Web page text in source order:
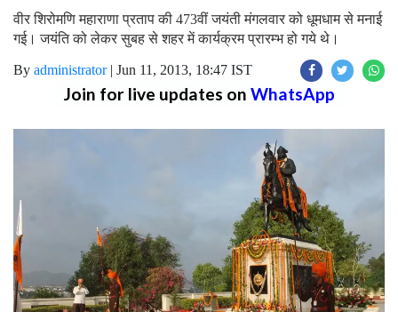
वीर शिरोमणि महाराणा प्रताप की 473वीं जयंती मंगलवार को धूमधाम से मनाई
गई। जयंति को लेकर सुबह से शहर में कार्यक्रम प्रारम्भ हो गये थे।
By administrator| Jun 11, 2013, 18:47 IST
Join for live updates on WhatsApp